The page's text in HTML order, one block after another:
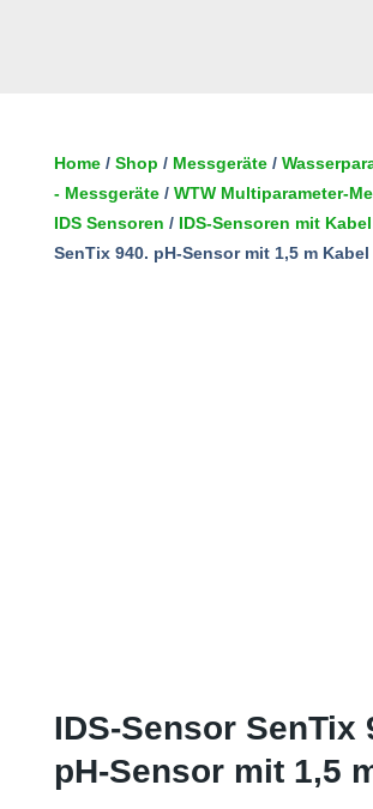
In den Warenkorb
Home/ Shop / Messgeräte/
- Messgeräte/ WTW Multiparameter-
IDS Sensoren / IDS-Sensoren mit Kabel
SenTix 940. pH-Sensor mit 1,5 m Kabel
IDS-Sensor SenTix
pH-Sensor mit 1,5